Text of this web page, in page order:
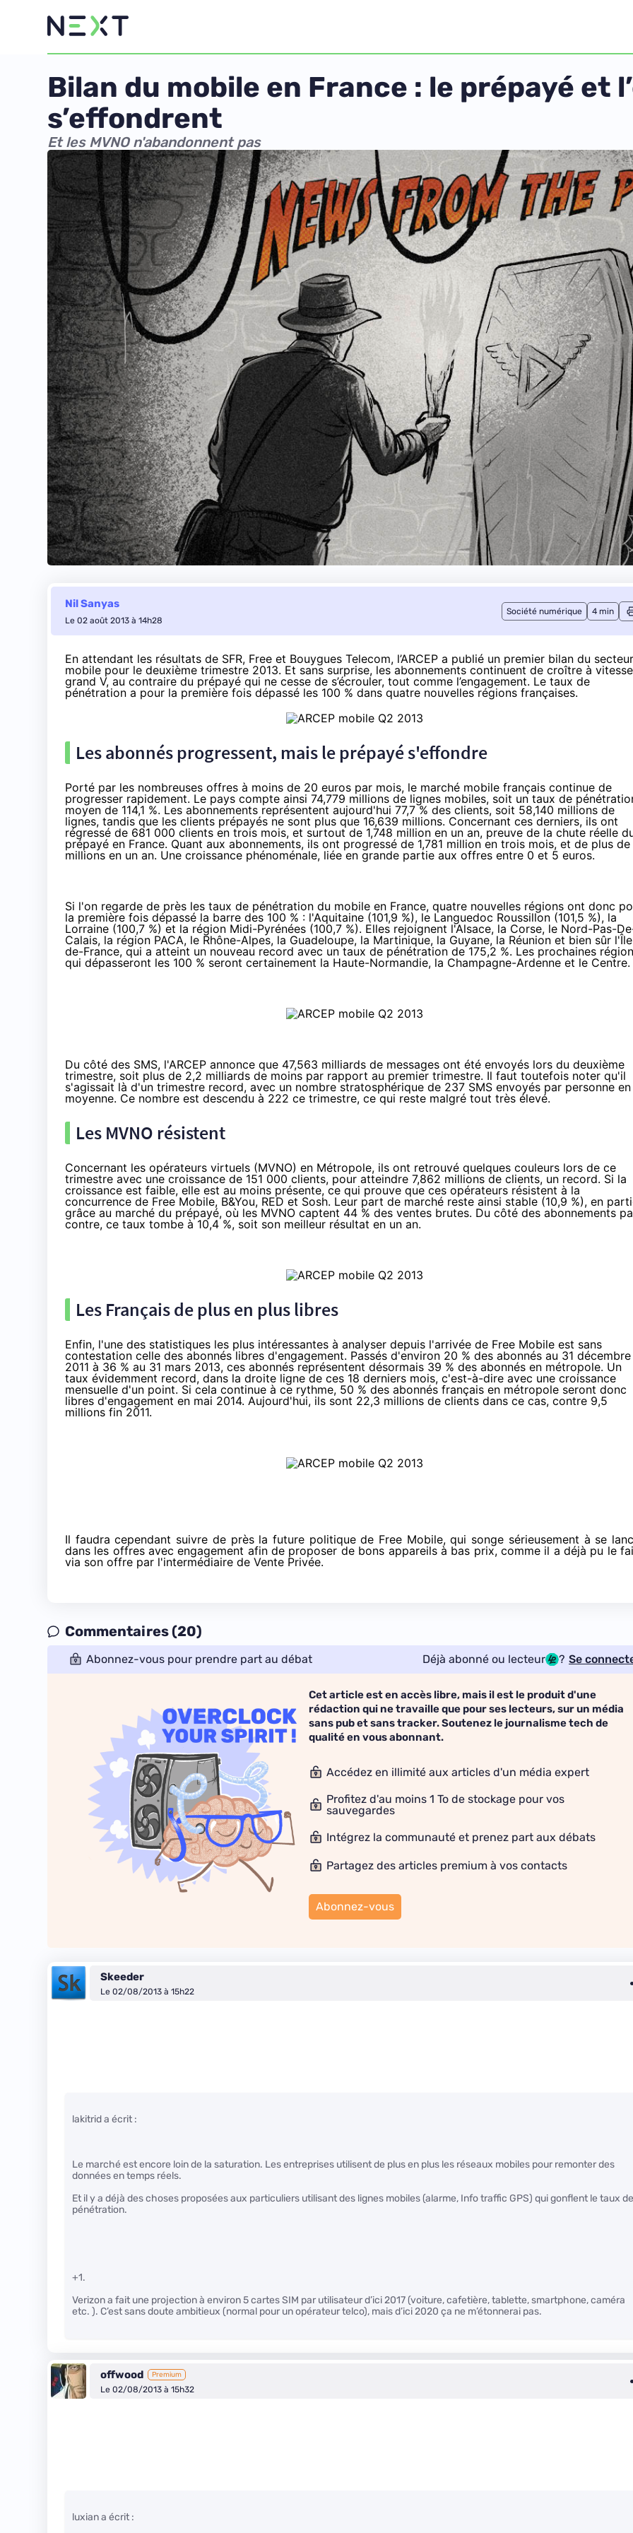
Bilan du mobile en France : le prépayé et
s’effondrent
Et les MVNO n'abandonnent pas
Nil Sanyas
Le 02 août 2013 à 14h28
Société numérique 4 min
En attendant les résultats de SFR, Free et Bouygues Telecom, l’ARCEP a publié un premier bilan du secteur
mobile pour le deuxième trimestre 2013. Et sans surprise, les abonnements continuent de croître à vitesse
grand V, au contraire du prépayé qui ne cesse de s’écrouler, tout comme l’engagement. Le taux de
pénétration a pour la première fois dépassé les 100 % dans quatre nouvelles régions françaises.
Les abonnés progressent, mais le prépayé s'effondre
Porté par les nombreuses offres à moins de 20 euros par mois, le marché mobile français continue de
progresser rapidement. Le pays compte ainsi 74,779 millions de lignes mobiles, soit un taux de
moyen de 114,1 %. Les abonnements représentent aujourd'hui 77,7 % des clients, soit 58,140 millions de
lignes, tandis que les clients prépayés ne sont plus que 16,639 millions. Concernant ces derniers, ils ont
régressé de 681 000 clients en trois mois, et surtout de 1,748 million en un an, preuve de la chute réelle
prépayé en France. Quant aux abonnements, ils ont progressé de 1,781 million en trois mois, et de plus
millions en un an. Une croissance phénoménale, liée en grande partie aux offres entre 0 et 5 euros.
Si l'on regarde de près les taux de pénétration du mobile en France, quatre nouvelles régions ont donc
la première fois dépassé la barre des 100 % : l'Aquitaine (101,9 %), le Languedoc Roussillon (101,5 %), la
Lorraine (100,7 %) et la région Midi-Pyrénées (100,7 %). Elles rejoignent l'Alsace, la Corse, le Nord-Pas-
Calais, la région PACA, le Rhône-Alpes, la Guadeloupe, la Martinique, la Guyane, la Réunion et bien sûr
de-France, qui a atteint un nouveau record avec un taux de pénétration de 175,2 %. Les prochaines
qui dépasseront les 100 % seront certainement la Haute-Normandie, la Champagne-Ardenne et le Centre.
Du côté des SMS, l'ARCEP annonce que 47,563 milliards de messages ont été envoyés lors du deuxième
trimestre, soit plus de 2,2 milliards de moins par rapport au premier trimestre. Il faut toutefois noter qu'il
s'agissait là d'un trimestre record, avec un nombre stratosphérique de 237 SMS envoyés par personne en
moyenne. Ce nombre est descendu à 222 ce trimestre, ce qui reste malgré tout très élevé.
Les MVNO résistent
Concernant les opérateurs virtuels (MVNO) en Métropole, ils ont retrouvé quelques couleurs lors de ce
trimestre avec une croissance de 151 000 clients, pour atteindre 7,862 millions de clients, un record. Si la
croissance est faible, elle est au moins présente, ce qui prouve que ces opérateurs résistent à la
concurrence de Free Mobile, B&You, RED et Sosh. Leur part de marché reste ainsi stable (10,9 %), en
grâce au marché du prépayé, où les MVNO captent 44 % des ventes brutes. Du côté des abonnements
contre, ce taux tombe à 10,4 %, soit son meilleur résultat en un an.
Les Français de plus en plus libres
Enfin, l'une des statistiques les plus intéressantes à analyser depuis l'arrivée de Free Mobile est sans
contestation celle des abonnés libres d'engagement. Passés d'environ 20 % des abonnés au 31 décembre
2011 à 36 % au 31 mars 2013, ces abonnés représentent désormais 39 % des abonnés en métropole. Un
taux évidemment record, dans la droite ligne de ces 18 derniers mois, c'est-à-dire avec une croissance
mensuelle d'un point. Si cela continue à ce rythme, 50 % des abonnés français en métropole seront donc
libres d'engagement en mai 2014. Aujourd'hui, ils sont 22,3 millions de clients dans ce cas, contre 9,5
millions fin 2011.
Il faudra cependant suivre de près la future politique de Free Mobile, qui songe sérieusement à se
dans les offres avec engagement afin de proposer de bons appareils à bas prix, comme il a déjà pu le
via son offre par l'intermédiaire de Vente Privée.
Commentaires (20)
Abonnez-vous pour prendre part au débat Déjà abonné ou lecteur ? Se
Cet article est en accès libre, mais il est le produit d'une
rédaction qui ne travaille que pour ses lecteurs, sur un média
sans pub et sans tracker. Soutenez le journalisme tech de
qualité en vous abonnant.
Accédez en illimité aux articles d'un média expert
Profitez d'au moins 1 To de stockage pour vos
sauvegardes
Intégrez la communauté et prenez part aux débats
Partagez des articles premium à vos contacts
Abonnez-vous
Skeeder
Le 02/08/2013 à 15h22
lakitrid a écrit :
Le marché est encore loin de la saturation. Les entreprises utilisent de plus en plus les réseaux mobiles pour remonter des
données en temps réels.
Et il y a déjà des choses proposées aux particuliers utilisant des lignes mobiles (alarme, Info traffic GPS) qui gonflent le taux de
pénétration.
+1.
Verizon a fait une projection à environ 5 cartes SIM par utilisateur d’ici 2017 (voiture, cafetière, tablette, smartphone, caméra
etc. ). C’est sans doute ambitieux (normal pour un opérateur telco), mais d’ici 2020 ça ne m’étonnerai pas.
offwood Premium
Le 02/08/2013 à 15h32
luxian a écrit :